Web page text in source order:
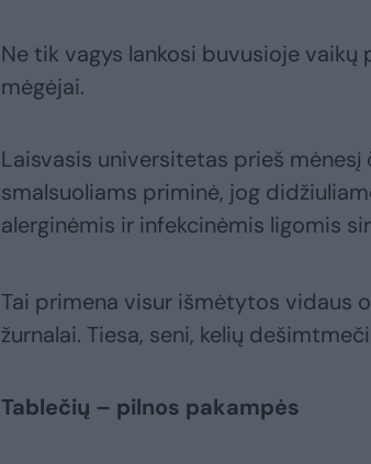
Ne tik vagys lankosi buvusioje
mėgėjai.
Laisvasis universitetas prieš
smalsuoliams priminė, jog
alerginėmis ir infekcinėmis ligomis
Tai primena visur išmėtytos vidaus
žurnalai. Tiesa, seni, kelių
Tablečių – pilnos pakampės